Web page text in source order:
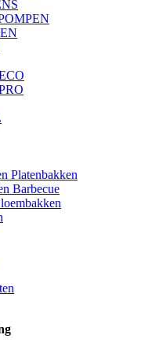
Platenbakken
Barbecue